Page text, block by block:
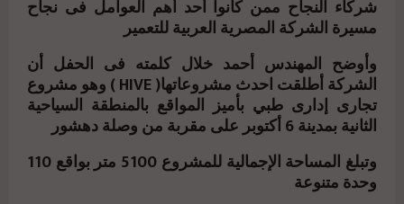
شركاء النجاح ممن كانوا أحد أهم العوامل فى نجاح
مسيرة الشركة المصرية العربية للتعمير
وأوضح المهندس أحمد خلال كلمته فى الحفل أن
الشركة أطلقت احدث مشروعاتها( HIVE ) وهو مشروع
تجارى إدارى طبي بأميز المواقع بالمنطقة السياحية
الثانية بمدينة 6 أكتوبر على مقربة من وصلة دهشور
وتبلغ المساحة الإجمالية للمشروع 5100 متر بواقع 110
وحدة متنوعة